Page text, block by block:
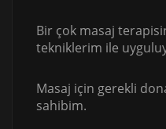
Bir çok masaj
tekniklerim ile
Masaj için gerekli
sahibim.